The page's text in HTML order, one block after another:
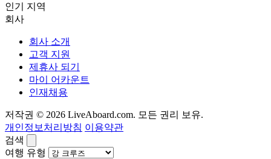
인기 지역
회사
회사 소개
고객 지원
제휴사 되기
마이 어카운트
인재채용
저작권 © 2026 LiveAboard.com. 모든 권리 보유.
개인정보처리방침 이용약관
검색
여행 유형